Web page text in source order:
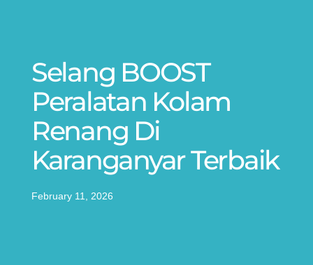
Selang BOOST
Peralatan Kolam
Renang Di
Karanganyar Terbaik
February 11, 2026